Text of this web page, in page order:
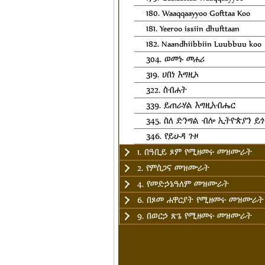
180. Waaqqaayyoo Gofttaa Koo
181. Yeeroo issiin dhufttaan
182. Naandhiibbiin Luubbuu koo
304. ወመኑ መሐሪ
319. ሀበነ እግዚኦ
322. ስብሐት
339. ይጠራሃል እግዚአብሔር
345. ስለ ድንግል ብሎ ኢትዮጵያን
346. የይሁዳ ጉዞ
1. በዓቢይ ጾም የሚዘመሩ መዝሙራት
2. የምስጋና መዝሙራት
4. የመድኃኔዓለም መዝሙራት
6. በጾመ ሐዋርያት የሚዘመሩ መዝሙራት
9. በወርኃ ጽጌ የሚዘመሩ መዝሙራት